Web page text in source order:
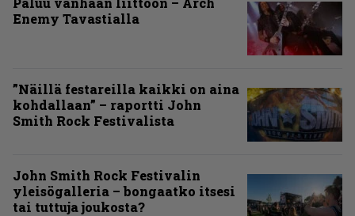
Enemy Tavastialla
”Näillä festareilla kaikki on aina
kohdallaan” – raportti John
Smith Rock Festivalista
John Smith Rock Festivalin
yleisögalleria – bongaatko itsesi
tai tuttuja joukosta?